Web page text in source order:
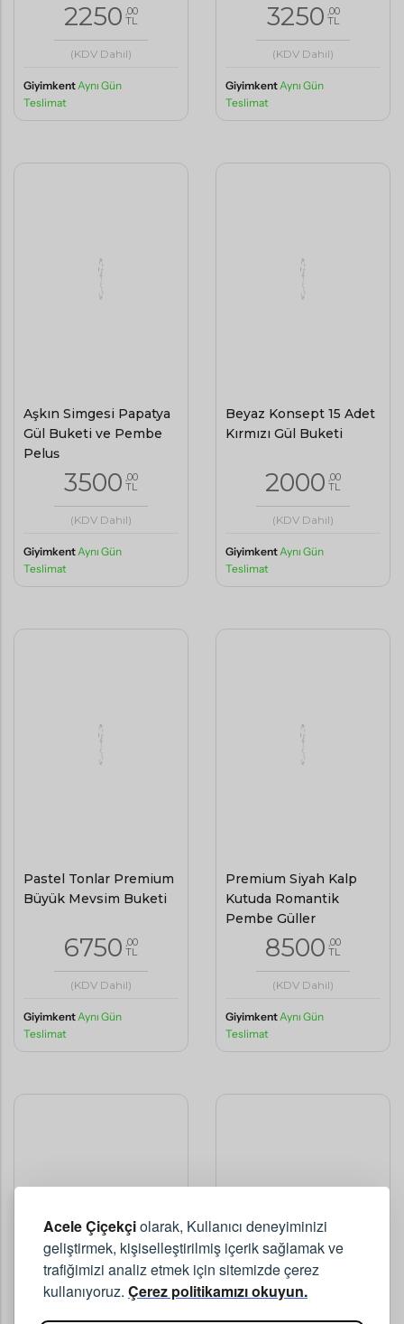
Acele Çiçekçiolarak, Kullanıcı deneyiminizi
geliştirmek, kişiselleştirilmiş içerik sağlamak ve
trafiğimizi analiz etmek için sitemizde çerez
kullanıyoruz. Çerez politikamızı okuyun.
2250 ,00
TL
(KDV Dahil)
GiyimkentAynı Gün
Teslimat
3250 ,00
TL
(KDV Dahil)
GiyimkentAynı Gün
Teslimat
Aşkın Simgesi Papatya
Gül Buketi ve Pembe
Peluş
3500 ,00
TL
(KDV Dahil)
Giyimkent Aynı Gün
Teslimat
Beyaz Konsept 15 Adet
Kırmızı Gül Buketi
2000 ,00
TL
(KDV Dahil)
Giyimkent Aynı Gün
Teslimat
Pastel Tonlar Premium
Büyük Mevsim Buketi
6750 ,00
TL
(KDV Dahil)
GiyimkentAynı Gün
Teslimat
Premium Siyah Kalp
Kutuda Romantik
Pembe Güller
8500 ,00
TL
(KDV Dahil)
GiyimkentAynı Gün
Teslimat